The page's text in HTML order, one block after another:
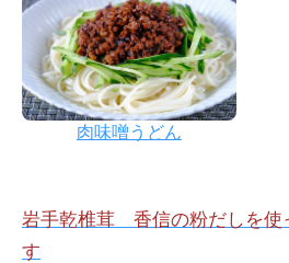
肉味噌うどん
岩手乾椎茸 香信の粉だしを使
す